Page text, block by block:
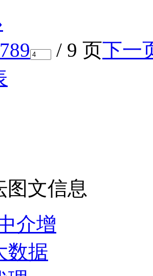
789 / 9 页下一
图文信息